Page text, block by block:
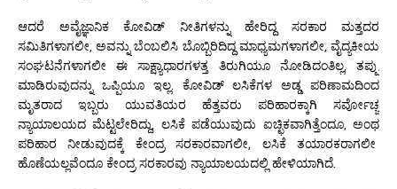
ಆದರೆ ಅವೈಜ್ಞಾನಿಕ ಕೋವಿಡ್ ನೀತಿಗಳನ್ನು ಹೇರಿದ್ದ ಸರಕಾರ ಮತ್ತದರ
ಸಮಿತಿಗಳಾಗಲೀ, ಅವನ್ನು ಬೆಂಬಲಿಸಿ ಬೊಬ್ಬಿರಿದಿದ್ದ ಮಾಧ್ಯಮಗಳಾಗಲೀ, ವೈದ್ಯಕೀಯ
ಸಂಘಟನೆಗಳಾಗಲೀ ಈ ಸಾಕ್ಷ್ಯಾಧಾರಗಳತ್ತ ತಿರುಗಿಯೂ ನೋಡಿದಂತಿಲ್ಲ, ತಪ್ಪು
ಮಾಡಿರುವುದನ್ನು ಒಪ್ಪಿಯೂ ಇಲ್ಲ. ಕೋವಿಡ್ ಲಸಿಕೆಗಳ ಅಡ್ಡ ಪರಿಣಾಮದಿಂದ
ಮೃತರಾದ ಇಬ್ಬರು ಯುವತಿಯರ ಹೆತ್ತವರು ಪರಿಹಾರಕ್ಕಾಗಿ ಸರ್ವೋಚ್ಚ
ನ್ಯಾಯಾಲಯದ ಮೆಟ್ಟಲೇರಿದ್ದು, ಲಸಿಕೆ ಪಡೆಯುವುದು ಐಚ್ಛಿಕವಾಗಿತ್ತೆಂದೂ, ಅಂಥ
ಪರಿಹಾರ ನೀಡುವುದಕ್ಕೆ ಕೇಂದ್ರ ಸರಕಾರವಾಗಲೀ, ಲಸಿಕೆ ತಯಾರಕರಾಗಲೀ
ಹೊಣೆಯಲ್ಲವೆಂದೂ ಕೇಂದ್ರ ಸರಕಾರವು ನ್ಯಾಯಾಲಯದಲ್ಲಿ ಹೇಳಿಯಾಗಿದೆ.